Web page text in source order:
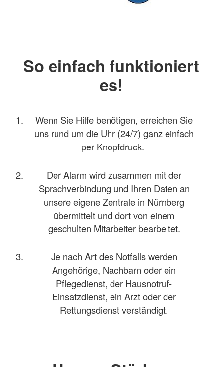
So einfach funktioniert
es!
Wenn Sie Hilfe benötigen, erreichen Sie
uns rund um die Uhr (24/7) ganz einfach
per Knopfdruck.
Der Alarm wird zusammen mit der
Sprachverbindung und Ihren Daten an
unsere eigene Zentrale in Nürnberg
übermittelt und dort von einem
geschulten Mitarbeiter bearbeitet.
Je nach Art des Notfalls werden
Angehörige, Nachbarn oder ein
Pflegedienst, der Hausnotruf-
Einsatzdienst, ein Arzt oder der
Rettungsdienst verständigt.